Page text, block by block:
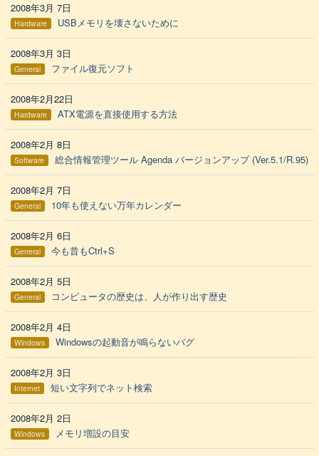
2008年3月 7日
Hardware USBメモリを壊さないために
2008年3月 3日
General ファイル復元ソフト
2008年2月22日
Hardware ATX電源を直接使用する方法
2008年2月 8日
Software 総合情報管理ツール Agenda バージョンアップ (Ver.5.1/R.95)
2008年2月 7日
General 10年も使えない万年カレンダー
2008年2月 6日
General 今も昔もCtrl+S
2008年2月 5日
General コンピュータの歴史は、人が作り出す歴史
2008年2月 4日
Windows Windowsの起動音が鳴らないバグ
2008年2月 3日
Internet 短い文字列でネット検索
2008年2月 2日
Windows メモリ増設の目安